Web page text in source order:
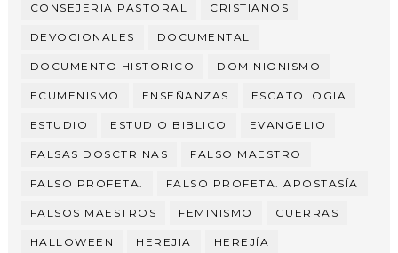
CONSEJERIA PASTORAL CRISTIANOS
DEVOCIONALES DOCUMENTAL
DOCUMENTO HISTORICO DOMINIONISMO
ECUMENISMO ENSEÑANZAS ESCATOLOGIA
ESTUDIO ESTUDIO BIBLICO EVANGELIO
FALSAS DOSCTRINAS FALSO MAESTRO
FALSO PROFETA. FALSO PROFETA. APOSTASÍA
FALSOS MAESTROS FEMINISMO GUERRAS
HALLOWEEN HEREJIA HEREJÍA